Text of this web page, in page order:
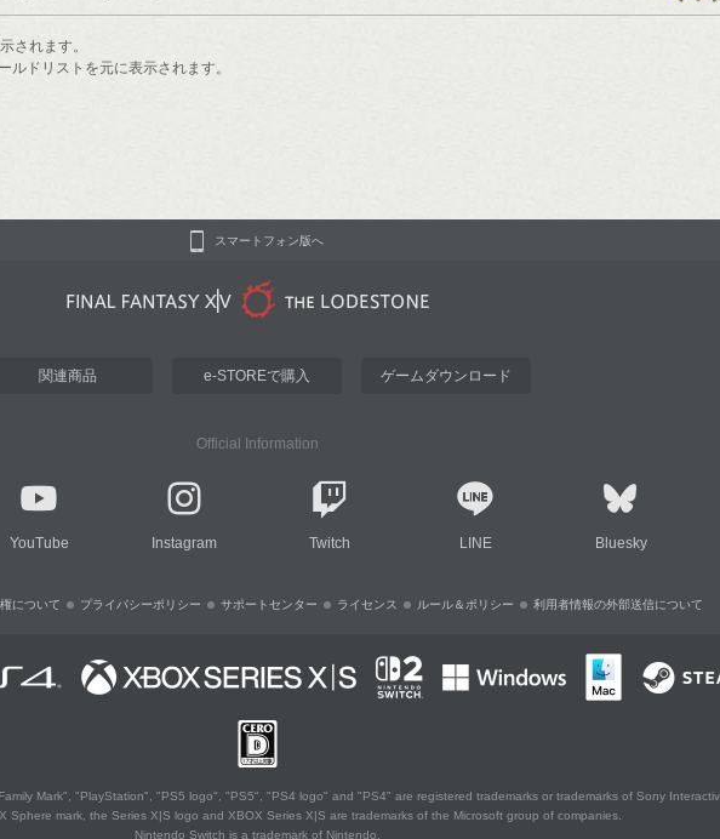
されます。
ドリストを元に表示されます。
スマートフォン版へ
関連商品 e-STOREで購入 ゲームダウンロード
Official Information
YouTube Instagram Twitch LINE Bluesky
について プライバシーポリシー サポートセンター ライセンス ルール＆ポリシー 利用者情報の外部送信について
Mark", "PlayStation", "PS5 logo", "PS5", "PS4 logo" and "PS4" are registered trademarks or trademarks of Sony
Sphere mark, the Series X|S logo and XBOX Series X|S are trademarks of the Microsoft group of companies.
Nintendo Switch is a trademark of Nintendo.